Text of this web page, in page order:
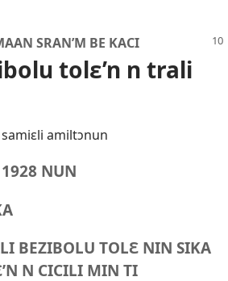
SRAN’M BE KACI
tolɛ’n n trali
samiɛli amiltɔnun
NUN
BEZIBOLU TOLƐ NIN SIKA
N CICILI MIN TI